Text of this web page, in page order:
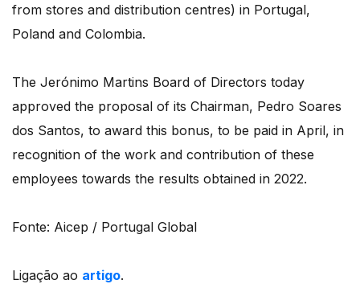
from stores and distribution centres) in Portugal,
Poland and Colombia.
The Jerónimo Martins Board of Directors today
approved the proposal of its Chairman, Pedro Soares
dos Santos, to award this bonus, to be paid in April, in
recognition of the work and contribution of these
employees towards the results obtained in 2022.
Fonte: Aicep / Portugal Global
Ligação ao artigo.